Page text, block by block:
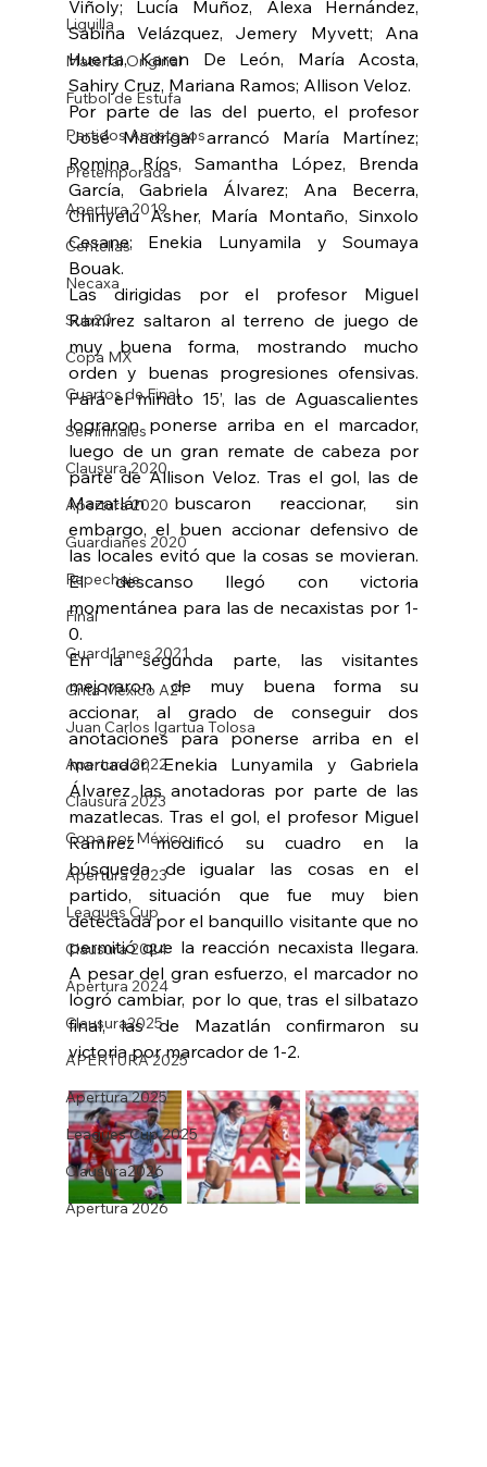
Liguilla
Material Original
Futbol de Estufa
Partidos Amistosos
Pretemporada
Apertura 2019
Centellas
Necaxa
Sub20
Copa MX
Cuartos de Final
Semifinales
Clausura 2020
Apertura 2020
Guardianes 2020
Repechaje
Final
Guard1anes 2021
Grita México A21
Juan Carlos Igartua Tolosa
Apertura 2022
Clausura 2023
Copa por México
Apertura 2023
Leagues Cup
Clausura 2024
Apertura 2024
Clausura2025
APERTURA 2025
Apertura 2025
Leagues Cup 2025
Clausura2026
Apertura 2026
Viñoly; Lucía Muñoz, Alexa Hernández,
Sabina Velázquez, Jemery Myvett; Ana
Huerta, Karen De León, María Acosta,
Sahiry Cruz, Mariana Ramos; Allison Veloz.
Por parte de las del puerto, el profesor
José Madrigal arrancó María Martínez;
Romina Ríos, Samantha López, Brenda
García, Gabriela Álvarez; Ana Becerra,
Chinyelu Asher, María Montaño, Sinxolo
Cesane; Enekia Lunyamila y Soumaya
Bouak.
Las dirigidas por el profesor Miguel
Ramírez saltaron al terreno de juego de
muy buena forma, mostrando mucho
orden y buenas progresiones ofensivas.
Para el minuto 15’, las de Aguascalientes
lograron ponerse arriba en el marcador,
luego de un gran remate de cabeza por
parte de Allison Veloz. Tras el gol, las de
Mazatlán buscaron reaccionar, sin
embargo, el buen accionar defensivo de
las locales evitó que la cosas se movieran.
El descanso llegó con victoria
momentánea para las de necaxistas por 1-
0.
En la segunda parte, las visitantes
mejoraron de muy buena forma su
accionar, al grado de conseguir dos
anotaciones para ponerse arriba en el
marcador; Enekia Lunyamila y Gabriela
Álvarez las anotadoras por parte de las
mazatlecas. Tras el gol, el profesor Miguel
Ramírez modificó su cuadro en la
búsqueda de igualar las cosas en el
partido, situación que fue muy bien
detectada por el banquillo visitante que no
permitió que la reacción necaxista llegara.
A pesar del gran esfuerzo, el marcador no
logró cambiar, por lo que, tras el silbatazo
final, las de Mazatlán confirmaron su
victoria por marcador de 1-2.